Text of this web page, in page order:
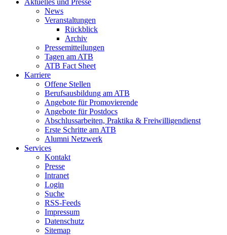
Aktuelles und Presse
News
Veranstaltungen
Rückblick
Archiv
Pressemitteilungen
Tagen am ATB
ATB Fact Sheet
Karriere
Offene Stellen
Berufsausbildung am ATB
Angebote für Promovierende
Angebote für Postdocs
Abschlussarbeiten, Praktika & Freiwilligendienst
Erste Schritte am ATB
Alumni Netzwerk
Services
Kontakt
Presse
Intranet
Login
Suche
RSS-Feeds
Impressum
Datenschutz
Sitemap